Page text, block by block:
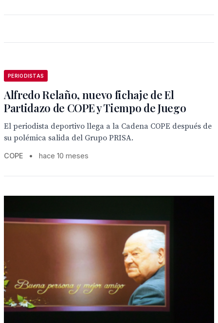
PERIODISTAS
Alfredo Relaño, nuevo fichaje de El
Partidazo de COPE y Tiempo de Juego
El periodista deportivo llega a la Cadena COPE después de
su polémica salida del Grupo PRISA.
COPE • hace 10 meses